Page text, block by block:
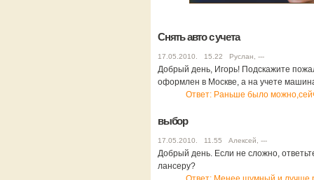
Снять авто с учета
17.05.2010. 15.22 Руслан, ---
Добрый день, Игорь! Подскажите
оформлен в Москве, а на учете
Ответ: Раньше было
выбор
17.05.2010. 11.55 Алексей, ---
Добрый день. Если не сложно,
лансеру?